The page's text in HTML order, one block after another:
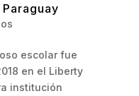
escolar fue
en el Liberty
institución